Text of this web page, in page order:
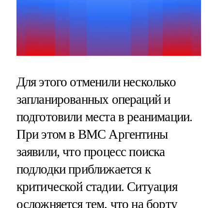
Для этого отменили несколько
запланированных операций и
подготовили места в реанимации.
При этом в ВМС Аргентины
заявили, что процесс поиска
подлодки приближается к
критической стадии. Ситуация
осложняется тем, что на борту